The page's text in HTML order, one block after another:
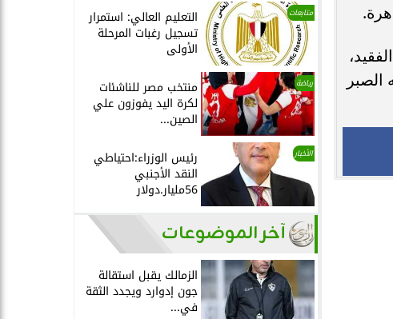
متابعات التعليم العالي: استمرار
تسجيل رغبات المرحلة
الأولى
رياضة منتخب مصر للناشئات
لكرة اليد يفوزون علي
الصين...
الأخبار رئيس الوزراء:احتياطي
النقد الأجنبي
56مليار.دولار
آخر الموضوعات
الزمالك يقبل استقالة
جون إدوارد ويجدد الثقة
في...